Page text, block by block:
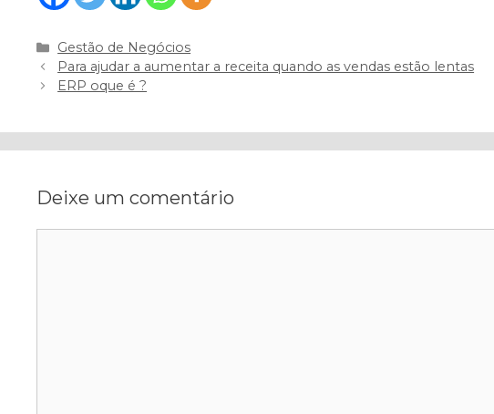
Categorias
Gestão de Negócios
Navegação
de
Para ajudar a aumentar a receita quando as vendas estão lentas
ERP oque é ?
Deixe um comentário